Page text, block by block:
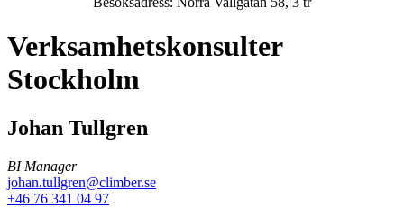
Verksamhetskonsulter
Stockholm
Johan Tullgren
BI Manager
johan.tullgren@climber.se
+46 76 341 04 97